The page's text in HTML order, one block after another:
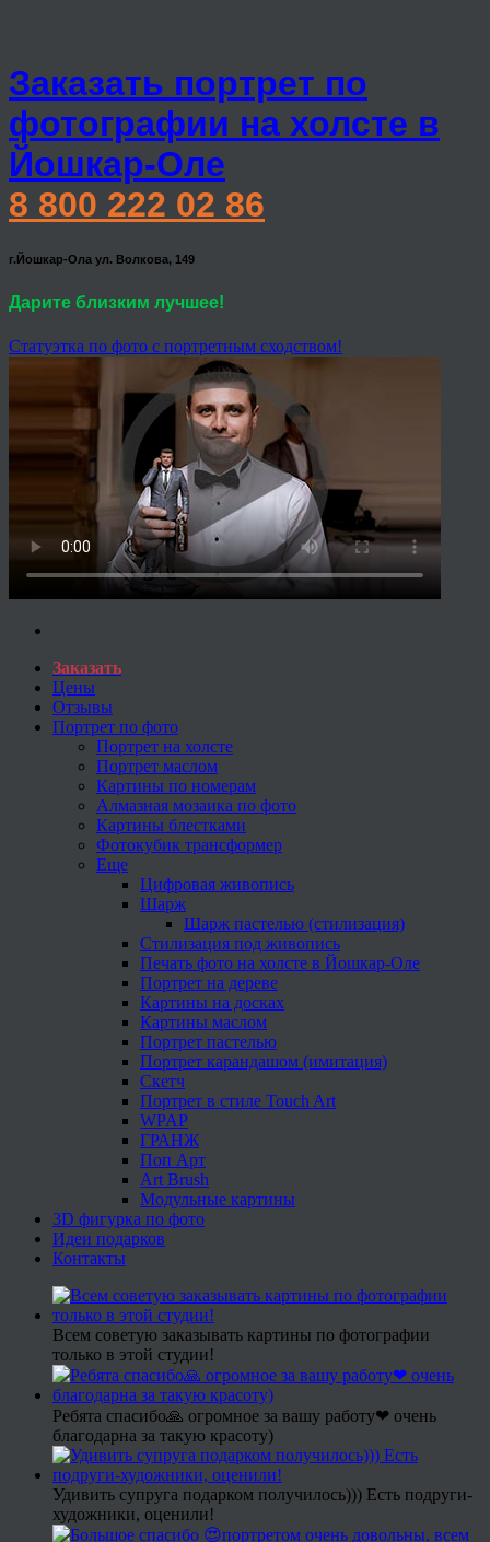
Заказать портрет по
фотографии на холсте в
Йошкар-Оле
8 800 222 02 86
г.Йошкар-Ола ул. Волкова, 149
Дарите близким лучшее!
Статуэтка по фото с портретным сходством!
Заказать
Цены
Отзывы
Портрет по фото
Портрет на холсте
Портрет маслом
Картины по номерам
Алмазная мозаика по фото
Картины блестками
Фотокубик трансформер
Еще
Цифровая живопись
Шарж
Шарж пастелью (стилизация)
Стилизация под живопись
Печать фото на холсте в Йошкар-Оле
Портрет на дереве
Картины на досках
Картины маслом
Портрет пастелью
Портрет карандашом (имитация)
Скетч
Портрет в стиле Touch Art
WPAP
ГРАНЖ
Поп Арт
Art Brush
Модульные картины
3D фигурка по фото
Идеи подарков
Контакты
Всем советую заказывать картины по фотографии
только в этой студии!
Ребята спасибо🙏 огромное за вашу работу❤ очень
благодарна за такую красоту)
Удивить супруга подарком получилось))) Есть подруги-
художники, оценили!